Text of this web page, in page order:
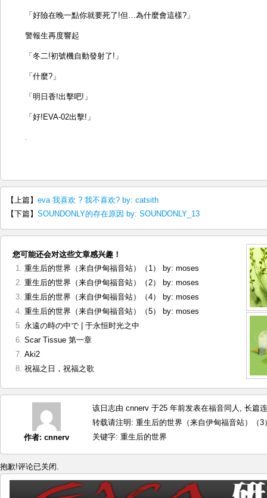
「好險在晚一點你就要死了!但…為什麼會這樣?」
警報生再度響起
「冬二!初號機自動發射了!」
「什麼?」
「明日香!出擊吧!」
「好!EVA-02出擊!」
.
【上篇】 eva 我喜欢 ? 我不喜欢? by: catsith
【下篇】 SOUNDONLY的存在原因 by: SOUNDONLY_13
您可能还会对这些文章感兴趣！
重生后的世界（来自伊甸福音站）（1） by: moses
重生后的世界（来自伊甸福音站）（2） by: moses
重生后的世界（来自伊甸福音站）（4） by: moses
重生后的世界（来自伊甸福音站）（5） by: moses
永遠の時の中で | 于永恒时光之中
Scar Tissue 第一章
Aki2
祝福之日，祝福之歌
作者: cnnerv
该日志由 cnnerv 于25 年前发表在福音同人 , 长篇
转载请注明: 重生后的世界（来自伊甸福音站）（
关键字: 重生后的世界
抱歉!评论已关闭.